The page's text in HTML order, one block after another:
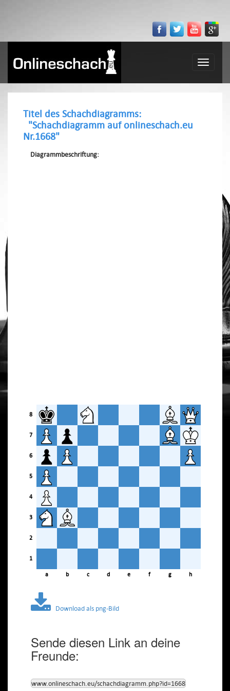
Toggle
Titel des Schachdiagramms:
"Schachdiagramm auf onlineschach.eu
Nr.1668"
Diagrammbeschriftung:
8
7
6
5
4
3
2
1
a b c d e f g h
Download als png-Bild
Sende diesen Link an deine
Freunde:
www.onlineschach.eu/schachdiagramm.php?id=1668